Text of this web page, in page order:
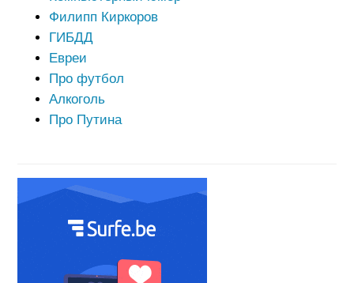
Филипп Киркоров
ГИБДД
Евреи
Про футбол
Алкоголь
Про Путина